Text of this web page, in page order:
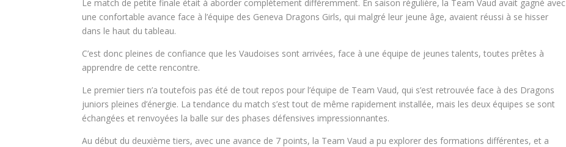
Le match de petite finale était à aborder complètement différemment. En saison régulière, la Team Vaud avait gagné avec
une confortable avance face à l’équipe des Geneva Dragons Girls, qui malgré leur jeune âge, avaient réussi à se hisser
dans le haut du tableau.
C’est donc pleines de confiance que les Vaudoises sont arrivées, face à une équipe de jeunes talents, toutes prêtes à
apprendre de cette rencontre.
Le premier tiers n’a toutefois pas été de tout repos pour l’équipe de Team Vaud, qui s’est retrouvée face à des Dragons
juniors pleines d’énergie. La tendance du match s’est tout de même rapidement installée, mais les deux équipes se sont
échangées et renvoyées la balle sur des phases défensives impressionnantes.
Au début du deuxième tiers, avec une avance de 7 points, la Team Vaud a pu explorer des formations différentes, et a